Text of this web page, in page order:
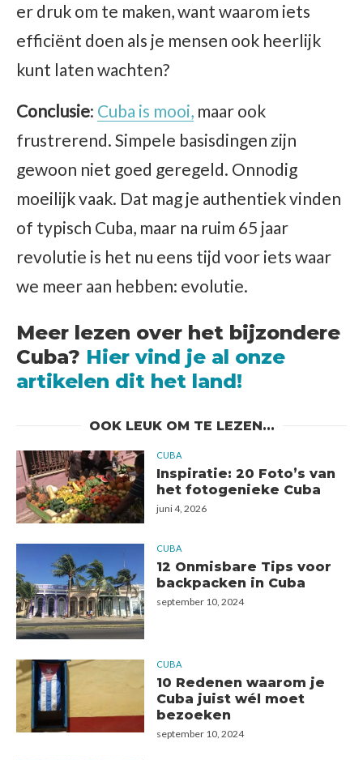
er druk om te maken, want waarom iets
efficiënt doen als je mensen ook heerlijk
kunt laten wachten?
Conclusie: Cuba is mooi, maar ook
frustrerend. Simpele basisdingen zijn
gewoon niet goed geregeld. Onnodig
moeilijk vaak. Dat mag je authentiek vinden
of typisch Cuba, maar na ruim 65 jaar
revolutie is het nu eens tijd voor iets waar
we meer aan hebben: evolutie.
Meer lezen over het bijzondere
Cuba? Hier vind je al onze
artikelen dit het land!
OOK LEUK OM TE LEZEN...
CUBA
Inspiratie: 20 Foto’s van
het fotogenieke Cuba
juni 4, 2026
CUBA
12 Onmisbare Tips voor
backpacken in Cuba
september 10, 2024
CUBA
10 Redenen waarom je
Cuba juist wél moet
bezoeken
september 10, 2024